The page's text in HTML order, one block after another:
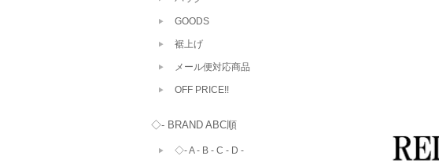
GOODS
裾上げ
メール便対応商品
OFF PRICE!!
◇- BRAND ABC順
◇- A - B - C - D -